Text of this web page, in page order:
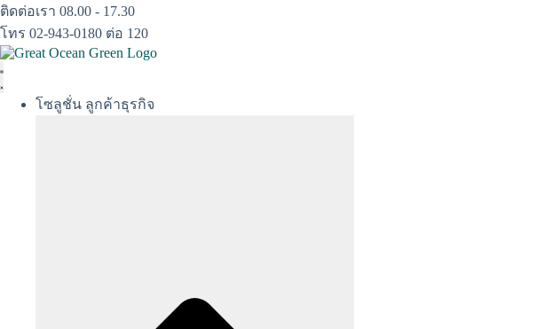
Skip
to
content
ติดต่อเรา 08.00 - 17.30
โทร 02-943-0180 ต่อ 120
โซลูชั่น ลูกค้าธุรกิจ